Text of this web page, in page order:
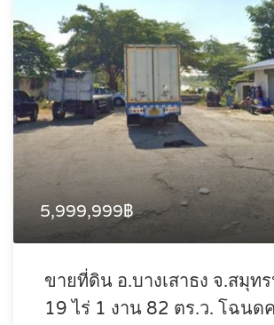
5,999,999฿
ขายที่ดิน อ.บางเสาธง จ.สมุท
19 ไร่ 1 งาน 82 ตร.ว. โฉนด